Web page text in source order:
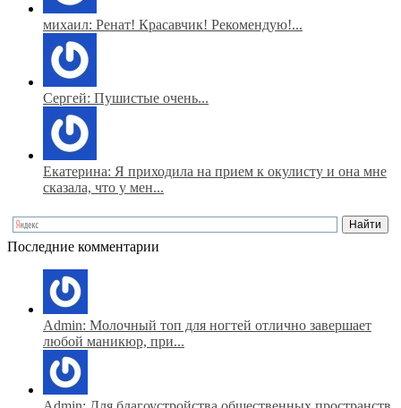
михаил: Ренат! Красавчик! Рекомендую!...
Сергей: Пушистые очень...
Екатерина: Я приходила на прием к окулисту и она мне
сказала, что у мен...
Последние комментарии
Admin: Молочный топ для ногтей отлично завершает
любой маникюр, при...